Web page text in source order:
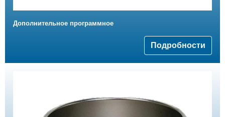
Дополнительное программное
Подробности